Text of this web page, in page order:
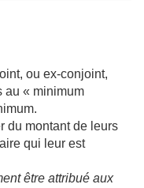
ou ex-conjoint,
au « minimum
du montant de leurs
qui leur est
être attribué aux